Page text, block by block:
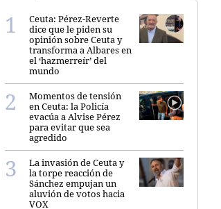
Ceuta: Pérez-Reverte
dice que le piden su
opinión sobre Ceuta y
transforma a Albares en
el ‘hazmerreír’ del
mundo
Momentos de tensión
en Ceuta: la Policía
evacúa a Alvise Pérez
para evitar que sea
agredido
La invasión de Ceuta y
la torpe reacción de
Sánchez empujan un
aluvión de votos hacia
VOX